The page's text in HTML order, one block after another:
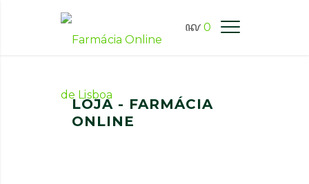
0
FARMÁCIA ONLINE LISBOA
LOJA - FARMÁCIA
ONLINE